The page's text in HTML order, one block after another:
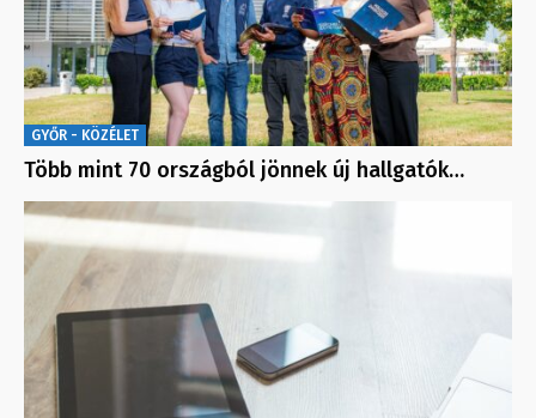
GYŐR - KÖZÉLET
Több mint 70 országból jönnek új hallgatók…